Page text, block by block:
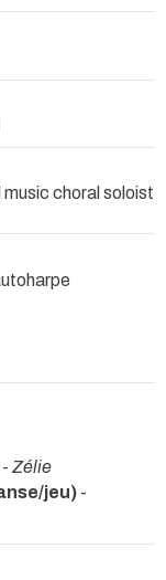
choral soloist
Zélie
jeu) -